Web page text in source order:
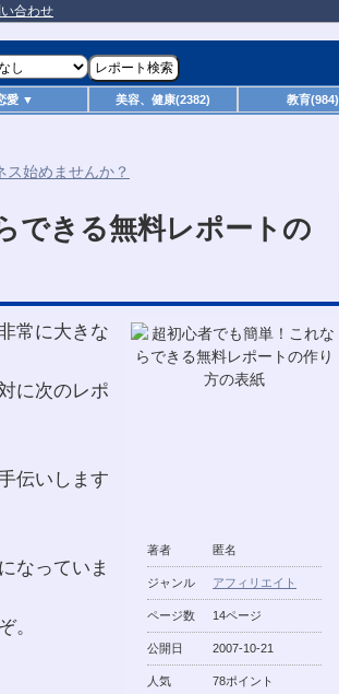
合わせ
愛 ▼ 美容、健康(2382) 教育(984)
できる無料レポートの
著者 匿名
ジャンル アフィリエイト
ページ数 14ページ
公開日 2007-10-21
人気 78ポイント
常に大きな
に次のレポ
伝いします
なっていま
。